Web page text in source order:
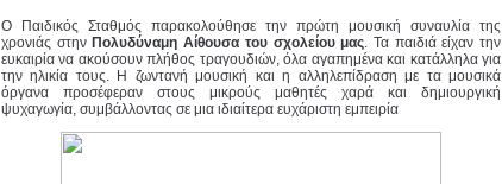
Ο Παιδικός Σταθμός παρακολούθησε την πρώτη μουσική συναυλία της
χρονιάς στην Πολυδύναμη Αίθουσα του σχολείου μας. Τα παιδιά είχαν την
ευκαιρία να ακούσουν πλήθος τραγουδιών, όλα αγαπημένα και κατάλληλα για
την ηλικία τους. Η ζωντανή μουσική και η αλληλεπίδραση με τα μουσικά
όργανα προσέφεραν στους μικρούς μαθητές χαρά και δημιουργική
ψυχαγωγία, συμβάλλοντας σε μια ιδιαίτερα ευχάριστη εμπειρία